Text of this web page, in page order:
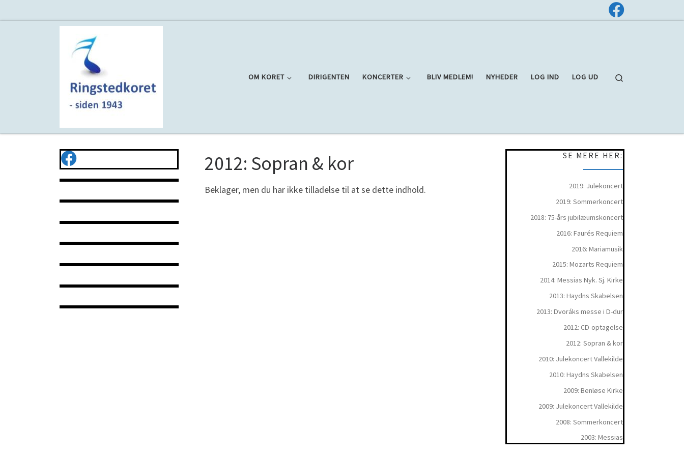
OM KORET DIRIGENTEN KONCERTER BLIV MEDLEM! NYHEDER LOG IND LOG UD
2012: Sopran & kor
Beklager, men du har ikke tilladelse til at se dette indhold.
SE MERE HER:
2019: Julekoncert
2019: Sommerkoncert
2018: 75-års jubilæumskoncert
2016: Faurés Requiem
2016: Mariamusik
2015: Mozarts Requiem
2014: Messias Nyk. Sj. Kirke
2013: Haydns Skabelsen
2013: Dvoráks messe i D-dur
2012: CD-optagelse
2012: Sopran & kor
2010: Julekoncert Vallekilde
2010: Haydns Skabelsen
2009: Benløse Kirke
2009: Julekoncert Vallekilde
2008: Sommerkoncert
2003: Messias